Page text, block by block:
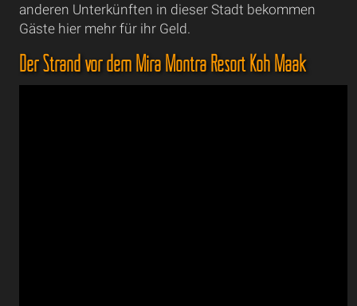
anderen Unterkünften in dieser Stadt bekommen
Gäste hier mehr für ihr Geld.
Der Strand vor dem Mira Montra Resort Koh Maak